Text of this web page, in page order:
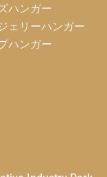
ハンガー
ェリーハンガー
ハンガー